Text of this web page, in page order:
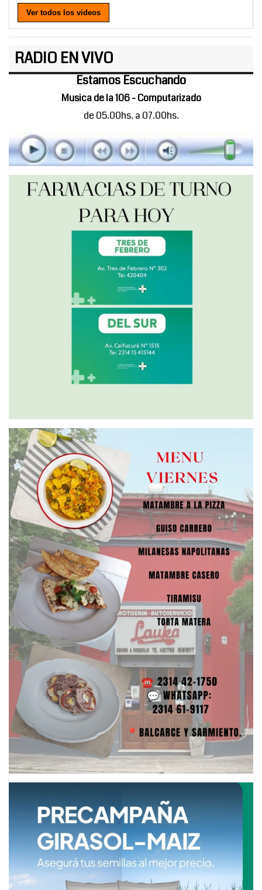
Ver todos los videos
RADIO EN VIVO
Estamos Escuchando
Musica de la 106 - Computarizado
de 05.00hs. a 07.00hs.